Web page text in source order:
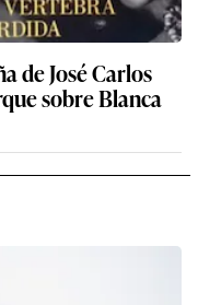
de José Carlos
sobre Blanca